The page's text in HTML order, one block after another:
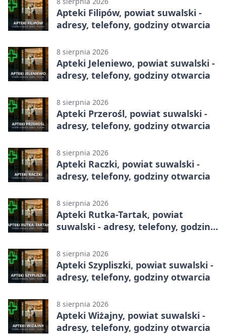
Apteki Filipów, powiat suwalski -
adresy, telefony, godziny otwarcia
8 sierpnia 2026
Apteki Jeleniewo, powiat suwalski -
adresy, telefony, godziny otwarcia
8 sierpnia 2026
Apteki Przerośl, powiat suwalski -
adresy, telefony, godziny otwarcia
8 sierpnia 2026
Apteki Raczki, powiat suwalski -
adresy, telefony, godziny otwarcia
8 sierpnia 2026
Apteki Rutka-Tartak, powiat
suwalski - adresy, telefony, godziny
8 sierpnia 2026
Apteki Szypliszki, powiat suwalski -
adresy, telefony, godziny otwarcia
8 sierpnia 2026
Apteki Wiżajny, powiat suwalski -
adresy, telefony, godziny otwarcia